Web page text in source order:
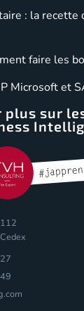
: la recette
faire les
Microsoft et
plus sur